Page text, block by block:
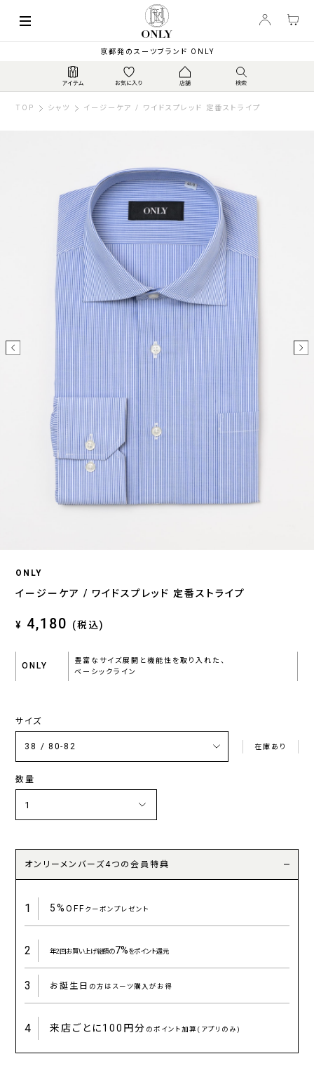
京都発のスーツブランド ONLY
TOP シャツ イージーケア / ワイドスプレッド 定番ストライプ
ONLY
イージーケア / ワイドスプレッド 定番ストライプ
¥ 4,180 (税込)
ONLY
豊富なサイズ展開と機能性を取り入れた、
ベーシックライン
サイズ
在庫あり
数量
オンリーメンバーズ4つの会員特典
1 5%OFFクーポンプレゼント
2 年2回お買い上げ総額の7%をポイント還元
3 お誕生日 の方はスーツ購入がお得
4 来店ごとに100円分 のポイント加算(アプリのみ)